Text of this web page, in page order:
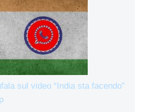
sul video “India sta facendo”